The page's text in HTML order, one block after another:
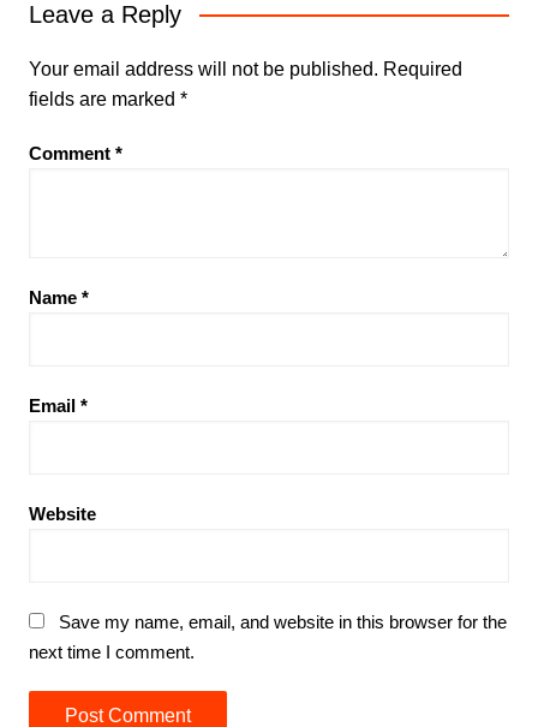
Leave a Reply
Your email address will not be published. Required
fields are marked *
Comment *
Name *
Email *
Website
Save my name, email, and website in this browser for the
next time I comment.